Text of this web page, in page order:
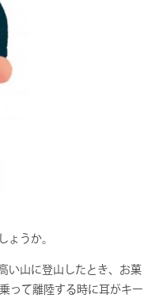
ょうか。
い山に登山したとき、お菓
って離陸する時に耳がキー